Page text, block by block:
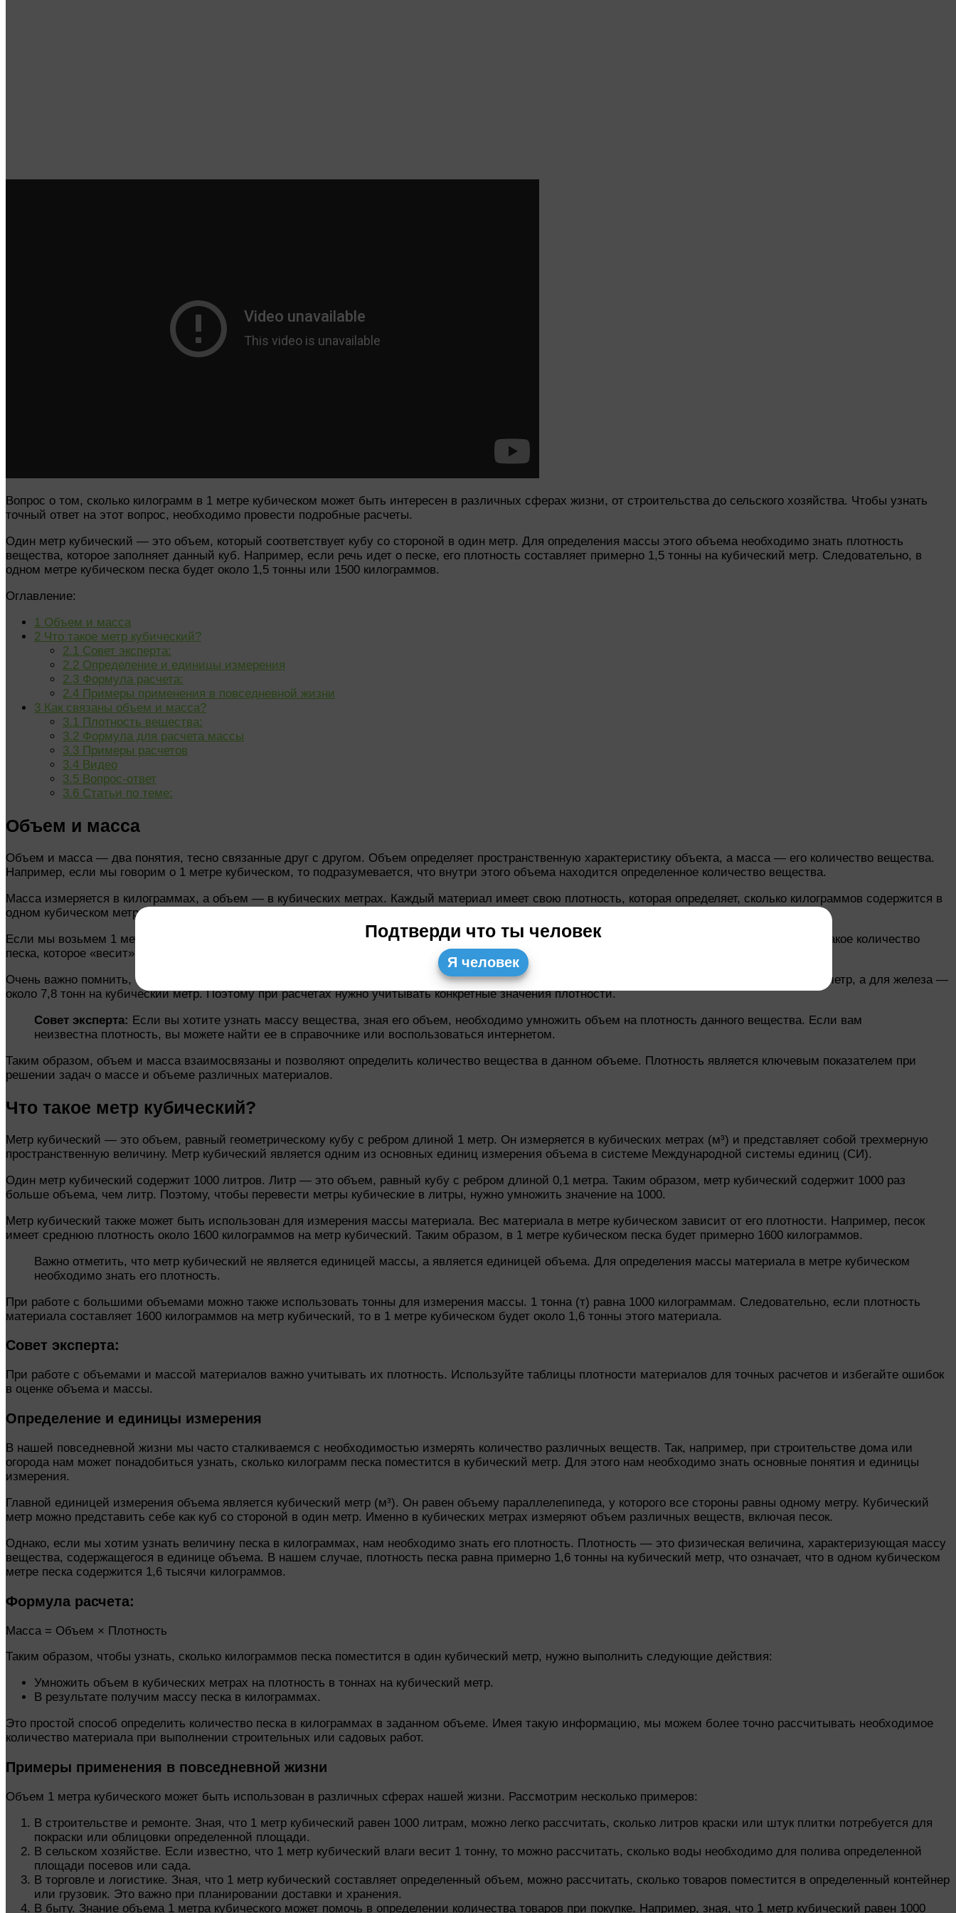
Вопрос о том, сколько килограмм в 1 метре кубическом может быть интересен в различных сферах жизни, от строительства до сельского хозяйства. Чтобы узнать
точный ответ на этот вопрос, необходимо провести подробные расчеты.
Один метр кубический — это объем, который соответствует кубу со стороной в один метр. Для определения массы этого объема необходимо знать плотность
вещества, которое заполняет данный куб. Например, если речь идет о песке, его плотность составляет примерно 1,5 тонны на кубический метр. Следовательно, в
одном метре кубическом песка будет около 1,5 тонны или 1500 килограммов.
Оглавление:
1 Объем и масса
2 Что такое метр кубический?
2.1 Совет эксперта:
2.2 Определение и единицы измерения
2.3 Формула расчета:
2.4 Примеры применения в повседневной жизни
3 Как связаны объем и масса?
3.1 Плотность вещества:
3.2 Формула для расчета массы
3.3 Примеры расчетов
3.4 Видео
3.5 Вопрос-ответ
3.6 Статьи по теме:
Объем и масса
Объем и масса — два понятия, тесно связанные друг с другом. Объем определяет пространственную характеристику объекта, а масса — его количество вещества.
Например, если мы говорим о 1 метре кубическом, то подразумевается, что внутри этого объема находится определенное количество вещества.
Масса измеряется в килограммах, а объем — в кубических метрах. Каждый материал имеет свою плотность, которая определяет, сколько килограммов содержится в
одном кубическом метре данного вещества. Например, для песка плотность составляет около 1,6 тонн на кубический метр.
Если мы возьмем 1 метр кубический песка, то его масса будет примерно равна 1,6 тонны. Это означает, что внутри данного объема содержится такое количество
песка, которое «весит» 1,6 тонны.
Решением задачи о массе и объеме является умножение плотности вещества на его объем.
Очень важно помнить, что для разных веществ плотность может быть разной. Например, для воды плотность составляет 1 тонну на кубический метр, а для железа —
около 7,8 тонн на кубический метр. Поэтому при расчетах нужно учитывать конкретные значения плотности.
Совет эксперта: Если вы хотите узнать массу вещества, зная его объем, необходимо умножить объем на плотность данного вещества. Если вам
неизвестна плотность, вы можете найти ее в справочнике или воспользоваться интернетом.
Таким образом, объем и масса взаимосвязаны и позволяют определить количество вещества в данном объеме. Плотность является ключевым показателем при
решении задач о массе и объеме различных материалов.
Что такое метр кубический?
Метр кубический — это объем, равный геометрическому кубу с ребром длиной 1 метр. Он измеряется в кубических метрах (м³) и представляет собой трехмерную
пространственную величину. Метр кубический является одним из основных единиц измерения объема в системе Международной системы единиц (СИ).
Один метр кубический содержит 1000 литров. Литр — это объем, равный кубу с ребром длиной 0,1 метра. Таким образом, метр кубический содержит 1000 раз
больше объема, чем литр. Поэтому, чтобы перевести метры кубические в литры, нужно умножить значение на 1000.
Метр кубический также может быть использован для измерения массы материала. Вес материала в метре кубическом зависит от его плотности. Например, песок
имеет среднюю плотность около 1600 килограммов на метр кубический. Таким образом, в 1 метре кубическом песка будет примерно 1600 килограммов.
Важно отметить, что метр кубический не является единицей массы, а является единицей объема. Для определения массы материала в метре кубическом
необходимо знать его плотность.
При работе с большими объемами можно также использовать тонны для измерения массы. 1 тонна (т) равна 1000 килограммам. Следовательно, если плотность
материала составляет 1600 килограммов на метр кубический, то в 1 метре кубическом будет около 1,6 тонны этого материала.
Совет эксперта:
При работе с объемами и массой материалов важно учитывать их плотность. Используйте таблицы плотности материалов для точных расчетов и избегайте ошибок
в оценке объема и массы.
Определение и единицы измерения
В нашей повседневной жизни мы часто сталкиваемся с необходимостью измерять количество различных веществ. Так, например, при строительстве дома или
огорода нам может понадобиться узнать, сколько килограмм песка поместится в кубический метр. Для этого нам необходимо знать основные понятия и единицы
измерения.
Главной единицей измерения объема является кубический метр (м³). Он равен объему параллелепипеда, у которого все стороны равны одному метру. Кубический
метр можно представить себе как куб со стороной в один метр. Именно в кубических метрах измеряют объем различных веществ, включая песок.
Однако, если мы хотим узнать величину песка в килограммах, нам необходимо знать его плотность. Плотность — это физическая величина, характеризующая массу
вещества, содержащегося в единице объема. В нашем случае, плотность песка равна примерно 1,6 тонны на кубический метр, что означает, что в одном кубическом
метре песка содержится 1,6 тысячи килограммов.
Формула расчета:
Масса = Объем × Плотность
Таким образом, чтобы узнать, сколько килограммов песка поместится в один кубический метр, нужно выполнить следующие действия:
Умножить объем в кубических метрах на плотность в тоннах на кубический метр.
В результате получим массу песка в килограммах.
Это простой способ определить количество песка в килограммах в заданном объеме. Имея такую информацию, мы можем более точно рассчитывать необходимое
количество материала при выполнении строительных или садовых работ.
Примеры применения в повседневной жизни
Объем 1 метра кубического может быть использован в различных сферах нашей жизни. Рассмотрим несколько примеров:
В строительстве и ремонте. Зная, что 1 метр кубический равен 1000 литрам, можно легко рассчитать, сколько литров краски или штук плитки потребуется для
покраски или облицовки определенной площади.
В сельском хозяйстве. Если известно, что 1 метр кубический влаги весит 1 тонну, то можно рассчитать, сколько воды необходимо для полива определенной
площади посевов или сада.
В торговле и логистике. Зная, что 1 метр кубический составляет определенный объем, можно рассчитать, сколько товаров поместится в определенный контейнер
или грузовик. Это важно при планировании доставки и хранения.
В быту. Знание объема 1 метра кубического может помочь в определении количества товаров при покупке. Например, зная, что 1 метр кубический равен 1000
Подтверди что ты человек
Я человек